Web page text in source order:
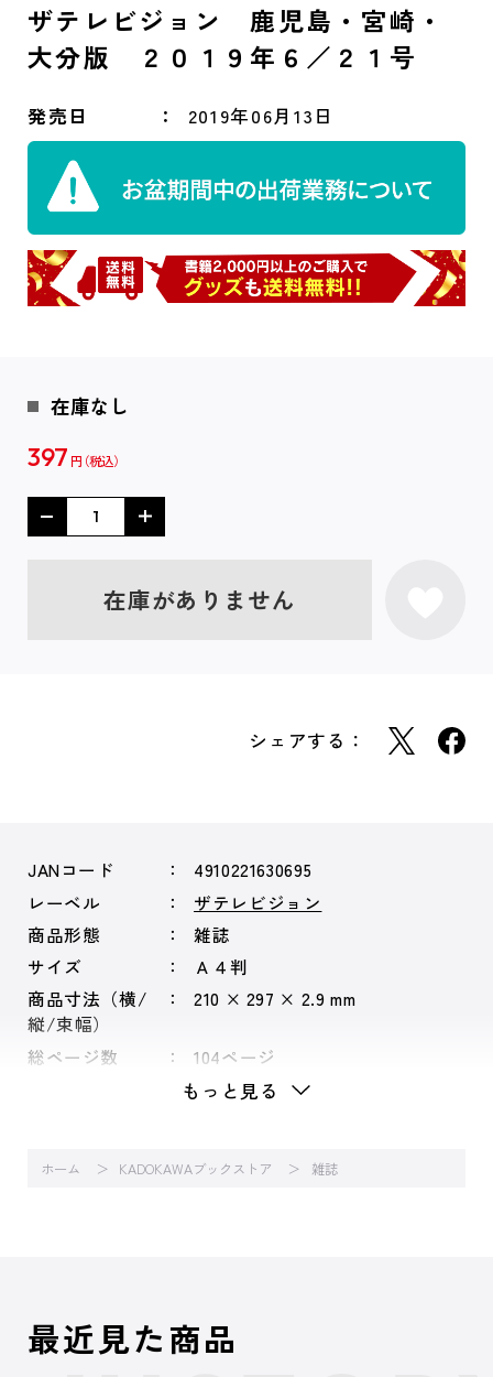
ザテレビジョン 鹿児島・宮崎・
大分版 ２０１９年６／２１号
発売日 2019年06月13日
在庫なし
397 円
在庫がありません
シェアする：
JANコード
4910221630695
レーベル
ザテレビジョン
商品形態
雑誌
サイズ
Ａ４判
商品寸法（横/
縦/束幅）
210 × 297 × 2.9 mm
総ページ数 104ページ
もっと見る
ホーム KADOKAWAブックストア 雑誌
最近見た商品